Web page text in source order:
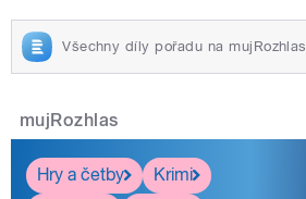
Všechny díly pořadu na mujRozhlas
mujRozhlas
Hry a četby
Krimi